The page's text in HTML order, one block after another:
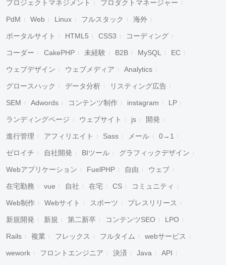
プロジェクトマネジメント プロダクトマネージャー
PdM Web Linux フルスタック 海外
ポータルサイト HTML5 CSS3 コーディング
コーダー CakePHP 未経験 B2B MySQL EC
ウェブデザイン ウェブメディア Analytics
グロースハック データ分析 リスティング広告
SEM Adwords コンテンツ制作 instagram LP
ランディングページ ウェブサイト js 開発
進行管理 アフィリエイト Sass メール 0→1
ゼロイチ 自社開発 BIツール グラフィックデザイン
Webアプリケーション FuelPHP 自由 ウェブ
在宅勤務 vue 自社 在宅 CS コミュニティ
Web制作 Webサイト スポーツ プレスリリース
新規開発 新規 第二新卒 コンテンツSEO LPO
Rails 複業 フレックス フルタイム webサービス
wework フロントエンジニア 決済 Java API